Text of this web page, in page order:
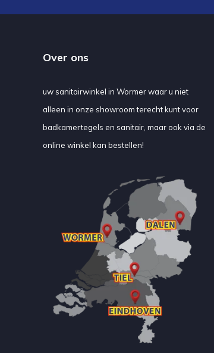
Over ons
uw sanitairwinkel in Wormer waar u niet
alleen in onze showroom terecht kunt voor
badkamertegels en sanitair, maar ook via de
online winkel kan bestellen!